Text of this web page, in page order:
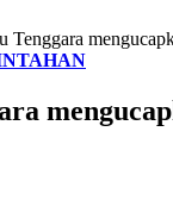
Tenggara